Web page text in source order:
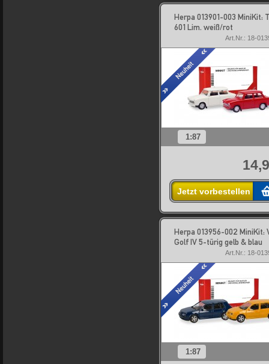
Herpa 013901-003 MiniKit:
601 Lim. weiß/rot
Art.Nr.: 18-
1:87
Jetzt vorbestellen
Herpa 013956-002 MiniKit:
Golf IV 5-türig gelb & blau
Art.Nr.: 18-
1:87